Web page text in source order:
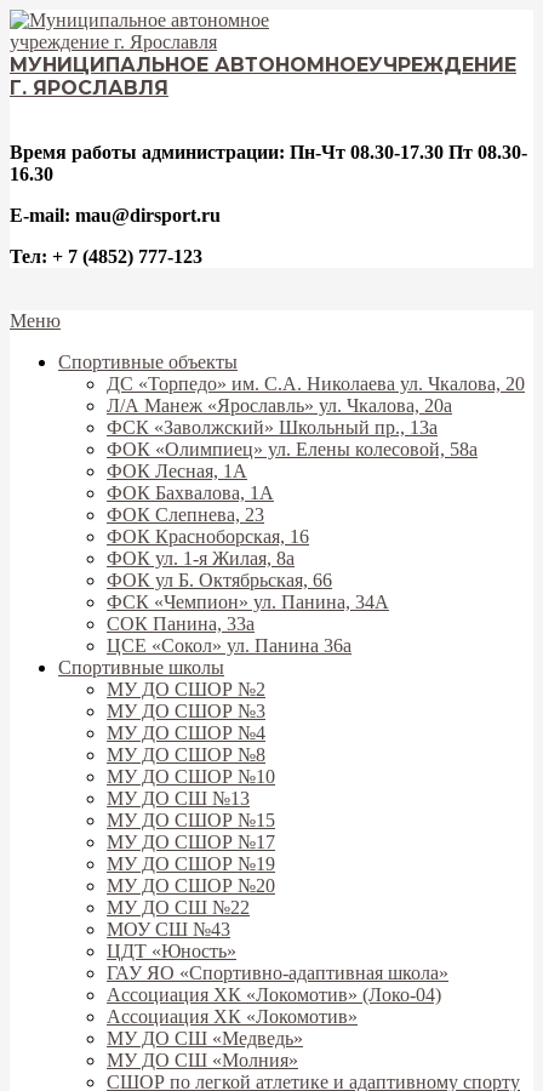
Перейти
к
содержимому
МУНИЦИПАЛЬНОЕ АВТОНОМНОЕУЧРЕЖДЕНИЕ
Г. ЯРОСЛАВЛЯ
Время работы администрации: Пн-Чт 08.30-17.30 Пт 08.30-
16.30
E-mail: mau@dirsport.ru
Тел: + 7 (4852) 777-123
Вторичное
навигации
Меню
Спортивные объекты
ДС «Торпедо» им. С.А. Николаева ул. Чкалова, 20
Л/А Манеж «Ярославль» ул. Чкалова, 20а
ФСК «Заволжский» Школьный пр., 13а
ФОК «Олимпиец» ул. Елены колесовой, 58а
ФОК Лесная, 1А
ФОК Бахвалова, 1А
ФОК Слепнева, 23
ФОК Красноборская, 16
ФОК ул. 1-я Жилая, 8а
ФОК ул Б. Октябрьская, 66
ФСК «Чемпион» ул. Панина, 34А
СОК Панина, 33а
ЦСЕ «Сокол» ул. Панина 36а
Спортивные школы
МУ ДО СШОР №2
МУ ДО СШОР №3
МУ ДО СШОР №4
МУ ДО СШОР №8
МУ ДО СШОР №10
МУ ДО СШ №13
МУ ДО СШОР №15
МУ ДО СШОР №17
МУ ДО СШОР №19
МУ ДО СШОР №20
МУ ДО СШ №22
МОУ СШ №43
ЦДТ «Юность»
ГАУ ЯО «Спортивно-адаптивная школа»
Ассоциация ХК «Локомотив» (Локо-04)
Ассоциация ХК «Локомотив»
МУ ДО СШ «Медведь»
МУ ДО СШ «Молния»
СШОР по легкой атлетике и адаптивному спорту